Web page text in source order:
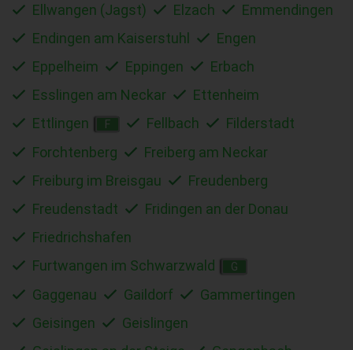
Ellwangen (Jagst)
Elzach
Emmendingen
Endingen am Kaiserstuhl
Engen
Eppelheim
Eppingen
Erbach
Esslingen am Neckar
Ettenheim
Ettlingen
F Fellbach
Filderstadt
Forchtenberg
Freiberg am Neckar
Freiburg im Breisgau
Freudenberg
Freudenstadt
Fridingen an der Donau
Friedrichshafen
Furtwangen im Schwarzwald
G
Gaggenau Gaildorf
Gammertingen
Geisingen
Geislingen